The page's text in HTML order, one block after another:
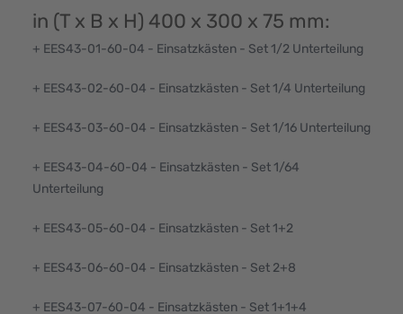
in (T x B x H) 400 x 300 x 75 mm:
+ EES43-01-60-04 - Einsatzkästen - Set 1/2 Unterteilung
+ EES43-02-60-04 - Einsatzkästen - Set 1/4 Unterteilung
+ EES43-03-60-04 - Einsatzkästen - Set 1/16 Unterteilung
+ EES43-04-60-04 - Einsatzkästen - Set 1/64
Unterteilung
+ EES43-05-60-04 - Einsatzkästen - Set 1+2
+ EES43-06-60-04 - Einsatzkästen - Set 2+8
+ EES43-07-60-04 - Einsatzkästen - Set 1+1+4